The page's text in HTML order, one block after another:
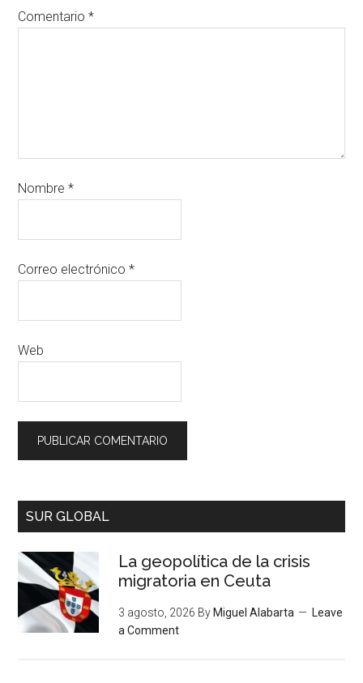
Comentario*
Nombre*
Correo electrónico*
Web
SUR GLOBAL
La geopolítica de la crisis
migratoria en Ceuta
3 agosto, 2026 By Miguel Alabarta
Leave
a Comment